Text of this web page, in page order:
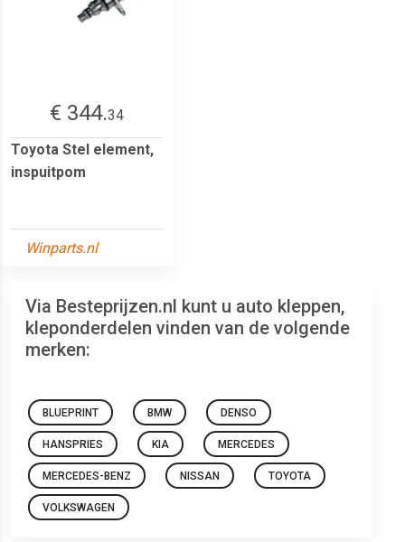
€ 344.34
Toyota Stel element,
inspuitpom
Winparts.nl
Via Besteprijzen.nl kunt u auto kleppen,
kleponderdelen vinden van de volgende
merken:
BLUEPRINT BMW DENSO
HANSPRIES KIA MERCEDES
MERCEDES-BENZ NISSAN TOYOTA
VOLKSWAGEN